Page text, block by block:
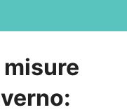
misure